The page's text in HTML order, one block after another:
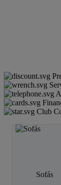
Club
Sofás